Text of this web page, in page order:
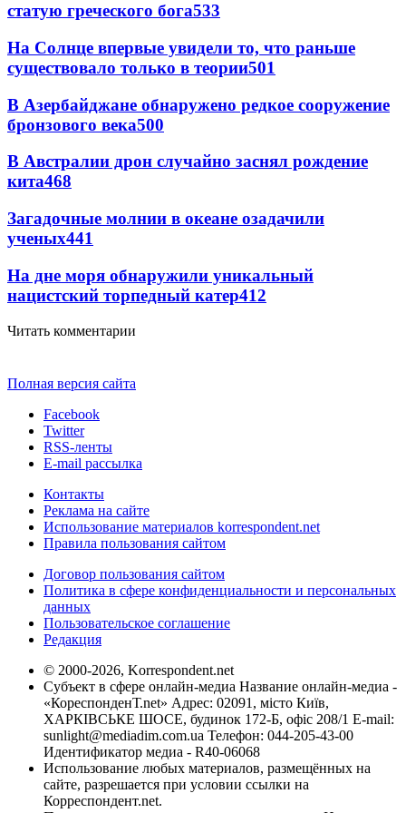
статую греческого бога533
На Солнце впервые увидели то, что раньше
существовало только в теории501
В Азербайджане обнаружено редкое сооружение
бронзового века500
В Австралии дрон случайно заснял рождение
кита468
Загадочные молнии в океане озадачили
ученых441
На дне моря обнаружили уникальный
нацистский торпедный катер412
Читать комментарии
Полная версия сайта
Facebook
Twitter
RSS-ленты
E-mail рассылка
Контакты
Реклама на сайте
Использование материалов korrespondent.net
Правила пользования сайтом
Договор пользования сайтом
Политика в сфере конфиденциальности и персональных
данных
Пользовательское соглашение
Редакция
© 2000-2026, Korrespondent.net
Субъект в сфере онлайн-медиа Название онлайн-медиа -
«КореспонденТ.net» Адрес: 02091, місто Київ,
ХАРКІВСЬКЕ ШОСЕ, будинок 172-Б, офіс 208/1 E-mail:
sunlight@mediadim.com.ua Телефон: 044-205-43-00
Идентификатор медиа - R40-06068
Использование любых материалов, размещённых на
сайте, разрешается при условии ссылки на
Корреспондент.net.